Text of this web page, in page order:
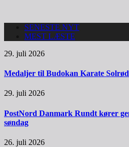
SENESTE NYT
MEST LÆSTE
29. juli 2026
Medaljer til Budokan Karate
29. juli 2026
PostNord Danmark Rundt kører
søndag
26. juli 2026